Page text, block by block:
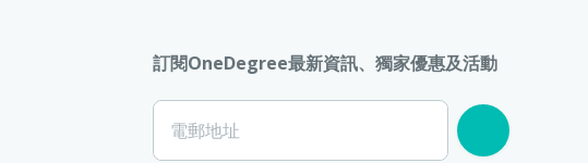
訂閱OneDegree最新資訊、獨家優惠及活動
電郵地址